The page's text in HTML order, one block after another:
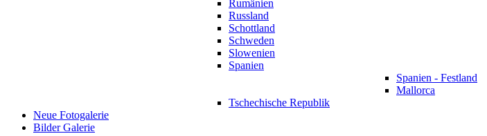
Rumänien
Russland
Schottland
Schweden
Slowenien
Spanien
Spanien - Festland
Mallorca
Tschechische Republik
Neue Fotogalerie
Bilder Galerie